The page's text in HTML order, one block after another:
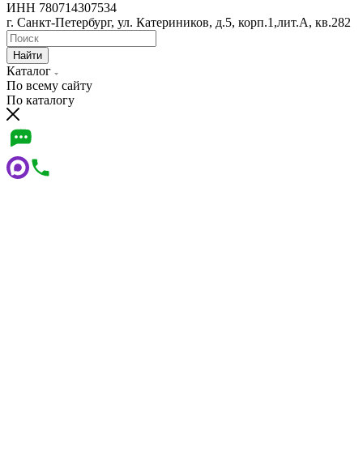
ИНН 780714307534
г. Санкт-Петербург, ул. Катериников, д.5, корп.1,лит.А, кв.282
Найти
Каталог
По всему сайту
По каталогу